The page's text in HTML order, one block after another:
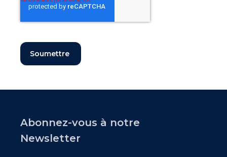
Abonnez-vous à notre
Newsletter